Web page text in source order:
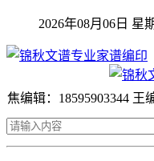
2026年08月06日 星
焦编辑：18595903344 王